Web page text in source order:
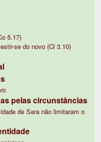
5.17)
se do novo (Cl 3.10)
pelas circunstâncias
de Sara não limitaram o